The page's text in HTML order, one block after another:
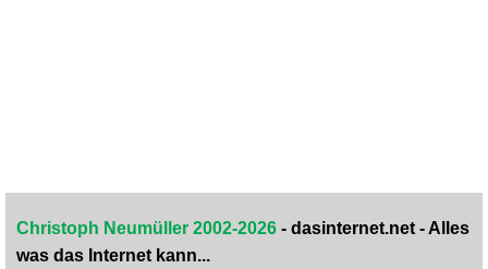
Christoph Neumüller 2002-2026 - dasinternet.net - Alles
was das Internet kann...